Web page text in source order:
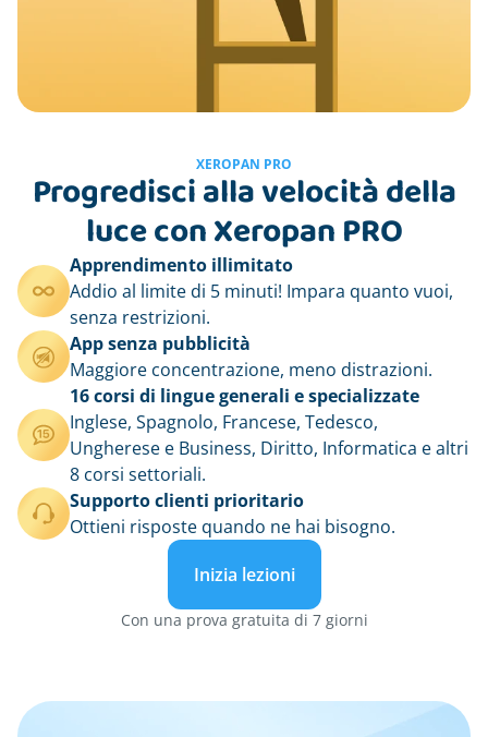
XEROPAN PRO
Progredisci alla velocità della
luce con Xeropan PRO
Apprendimento illimitato
Addio al limite di 5 minuti! Impara quanto vuoi,
senza restrizioni.
App senza pubblicità
Maggiore concentrazione, meno distrazioni.
16 corsi di lingue generali e specializzate
Inglese, Spagnolo, Francese, Tedesco,
Ungherese e Business, Diritto, Informatica e altri
8 corsi settoriali.
Supporto clienti prioritario
Ottieni risposte quando ne hai bisogno.
Inizia lezioni
Con una prova gratuita di 7 giorni